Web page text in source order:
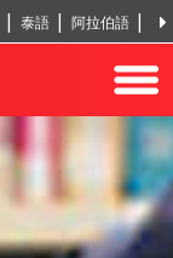
泰語 阿拉伯語